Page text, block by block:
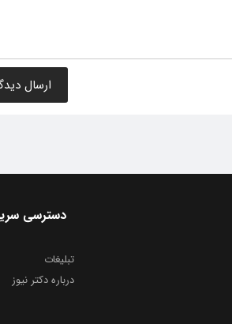
دسترسی
تبلیغات
درباره دکتر نیوز